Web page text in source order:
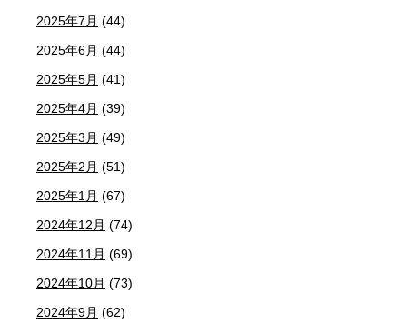
2025年7月 (44)
2025年6月 (44)
2025年5月 (41)
2025年4月 (39)
2025年3月 (49)
2025年2月 (51)
2025年1月 (67)
2024年12月 (74)
2024年11月 (69)
2024年10月 (73)
2024年9月 (62)